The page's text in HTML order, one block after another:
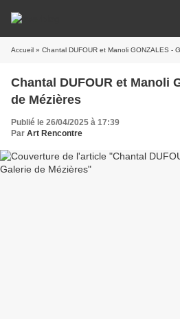
Accueil » Chantal DUFOUR et Manoli GONZALES -
Chantal DUFOUR et Manoli
de Mézières
Publié le 26/04/2025 à 17:39
Par Art Rencontre